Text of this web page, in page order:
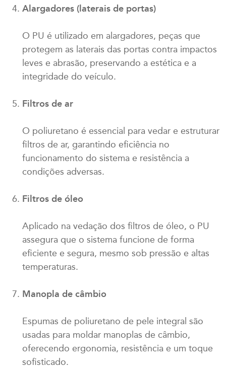
Alargadores (laterais de portas)
O PU é utilizado em alargadores, peças que
protegem as laterais das portas contra impactos
leves e abrasão, preservando a estética e a
integridade do veículo.
Filtros de ar
O poliuretano é essencial para vedar e estruturar
filtros de ar, garantindo eficiência no
funcionamento do sistema e resistência a
condições adversas.
Filtros de óleo
Aplicado na vedação dos filtros de óleo, o PU
assegura que o sistema funcione de forma
eficiente e segura, mesmo sob pressão e altas
temperaturas.
Manopla de câmbio
Espumas de poliuretano de pele integral são
usadas para moldar manoplas de câmbio,
oferecendo ergonomia, resistência e um toque
sofisticado.